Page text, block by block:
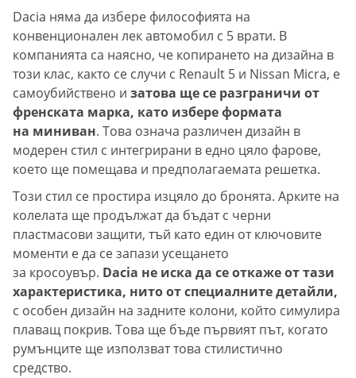
Dacia няма да избере философията на
конвенционален лек автомобил с 5 врати. В
компанията са наясно, че копирането на дизайна в
този клас, както се случи с Renault 5 и Nissan Micra, е
самоубийствено и затова ще се разграничи от
френската марка, като избере формата
на миниван. Това означа различен дизайн в
модерен стил с интегрирани в едно цяло фарове,
което ще помещава и предполагаемата решетка.
Този стил се простира изцяло до бронята. Арките на
колелата ще продължат да бъдат с черни
пластмасови защити, тъй като един от ключовите
моменти е да се запази усещането
за кросоувър. Dacia не иска да се откаже от тази
характеристика, нито от специалните детайли,
с особен дизайн на задните колони, който симулира
плаващ покрив. Това ще бъде първият път, когато
румънците ще използват това стилистично
средство.